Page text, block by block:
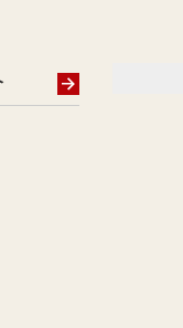
更しました
た
知らせ
した